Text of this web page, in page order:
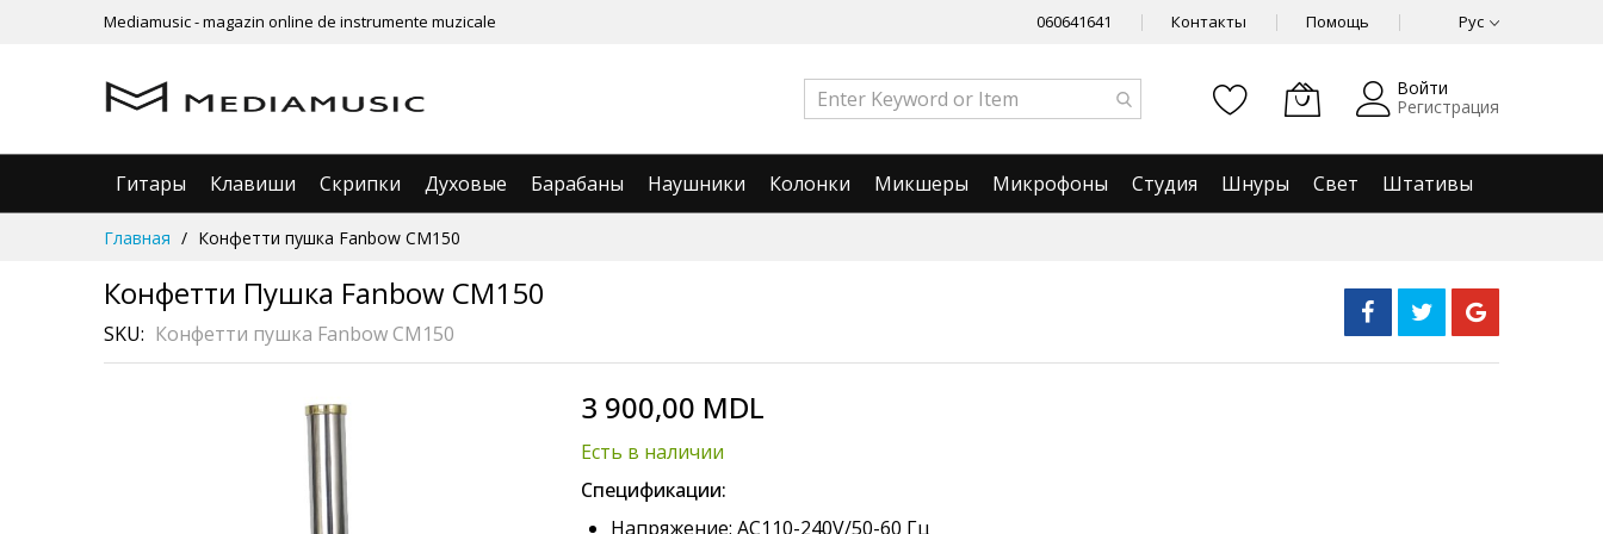
Mediamusic - magazin online de instrumente muzicale 060641641 Контакты Помощь Рус
Войти
Регистрация
Гитары Клавиши Скрипки Духовые Барабаны Наушники Колонки Микшеры Микрофоны Студия Шнуры Свет
Штативы
Главная Конфетти пушка Fanbow CM150
Конфетти Пушка Fanbow CM150
SKU Конфетти пушка Fanbow CM150
3 900,00 MDL
Есть в наличии
Спецификации:
Напряжение: AC110-240V/50-60 Гц